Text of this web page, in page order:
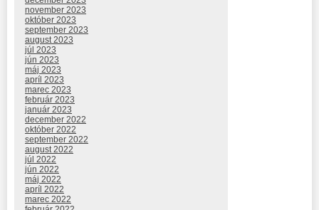
november 2023
október 2023
september 2023
august 2023
júl 2023
jún 2023
máj 2023
apríl 2023
marec 2023
február 2023
január 2023
december 2022
október 2022
september 2022
august 2022
júl 2022
jún 2022
máj 2022
apríl 2022
marec 2022